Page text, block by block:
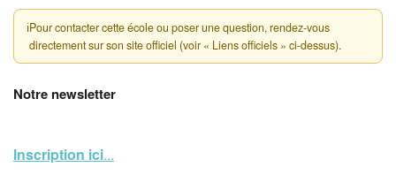
ℹPour contacter cette école ou poser une question, rendez-vous
directement sur son site officiel (voir « Liens officiels » ci-dessus).
Notre newsletter
Inscription ici...